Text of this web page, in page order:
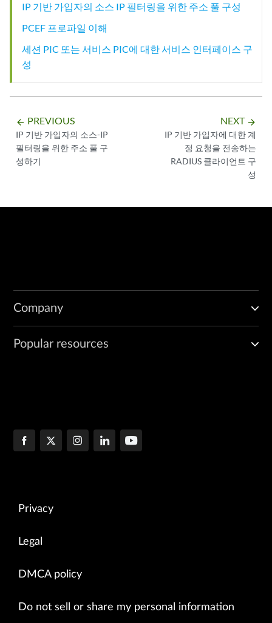
IP 기반 가입자의 소스 IP 필터링을 위한 주소 풀 구성
PCEF 프로파일 이해
세션 PIC 또는 서비스 PIC에 대한 서비스 인터페이스 구
성
arrow_backward PREVIOUS
IP 기반 가입자의 소스-IP
필터링을 위한 주소 풀 구
성하기
NEXT arrow_forward
IP 기반 가입자에 대한 계
정 요청을 전송하는
RADIUS 클라이언트 구
성
Company
Popular resources
Privacy
Legal
DMCA policy
Do not sell or share my personal information